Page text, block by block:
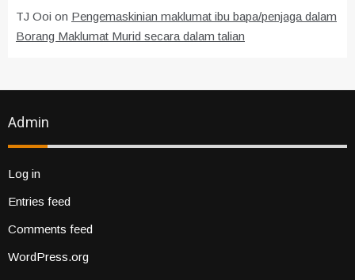
TJ Ooi on Pengemaskinian maklumat ibu bapa/penjaga dalam
Borang Maklumat Murid secara dalam talian
Admin
Log in
Entries feed
Comments feed
WordPress.org